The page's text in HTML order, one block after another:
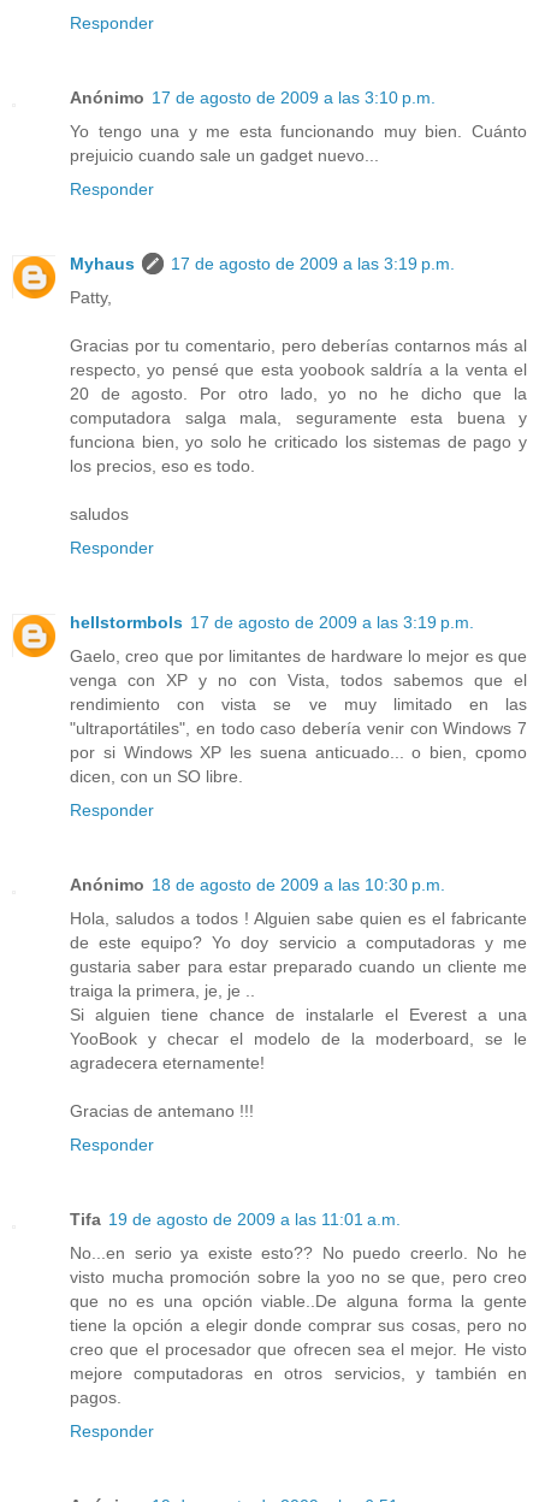
Responder
Anónimo 17 de agosto de 2009 a las 3:10 p.m.
Yo tengo una y me esta funcionando muy bien. Cuánto
prejuicio cuando sale un gadget nuevo...
Responder
Myhaus
17 de agosto de 2009 a las 3:19 p.m.
Patty,
Gracias por tu comentario, pero deberías contarnos más al
respecto, yo pensé que esta yoobook saldría a la venta el
20 de agosto. Por otro lado, yo no he dicho que la
computadora salga mala, seguramente esta buena y
funciona bien, yo solo he criticado los sistemas de pago y
los precios, eso es todo.
saludos
Responder
hellstormbols 17 de agosto de 2009 a las 3:19 p.m.
Gaelo, creo que por limitantes de hardware lo mejor es que
venga con XP y no con Vista, todos sabemos que el
rendimiento con vista se ve muy limitado en las
"ultraportátiles", en todo caso debería venir con Windows 7
por si Windows XP les suena anticuado... o bien, cpomo
dicen, con un SO libre.
Responder
Anónimo 18 de agosto de 2009 a las 10:30 p.m.
Hola, saludos a todos ! Alguien sabe quien es el fabricante
de este equipo? Yo doy servicio a computadoras y me
gustaria saber para estar preparado cuando un cliente me
traiga la primera, je, je ..
Si alguien tiene chance de instalarle el Everest a una
YooBook y checar el modelo de la moderboard, se le
agradecera eternamente!
Gracias de antemano !!!
Responder
Tifa 19 de agosto de 2009 a las 11:01 a.m.
No...en serio ya existe esto?? No puedo creerlo. No he
visto mucha promoción sobre la yoo no se que, pero creo
que no es una opción viable..De alguna forma la gente
tiene la opción a elegir donde comprar sus cosas, pero no
creo que el procesador que ofrecen sea el mejor. He visto
mejore computadoras en otros servicios, y también en
pagos.
Responder